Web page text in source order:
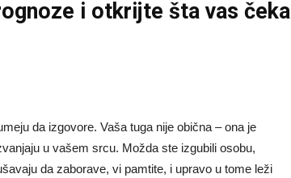
i otkrijte šta vas čeka
da izgovore. Vaša tuga nije obična – ona je
u vašem srcu. Možda ste izgubili osobu,
da zaborave, vi pamtite, i upravo u tome leži